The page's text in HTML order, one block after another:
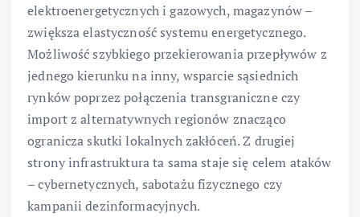
elektroenergetycznych i gazowych, magazynów –
zwiększa elastyczność systemu energetycznego.
Możliwość szybkiego przekierowania przepływów z
jednego kierunku na inny, wsparcie sąsiednich
rynków poprzez połączenia transgraniczne czy
import z alternatywnych regionów znacząco
ogranicza skutki lokalnych zakłóceń. Z drugiej
strony infrastruktura ta sama staje się celem ataków
– cybernetycznych, sabotażu fizycznego czy
kampanii dezinformacyjnych.